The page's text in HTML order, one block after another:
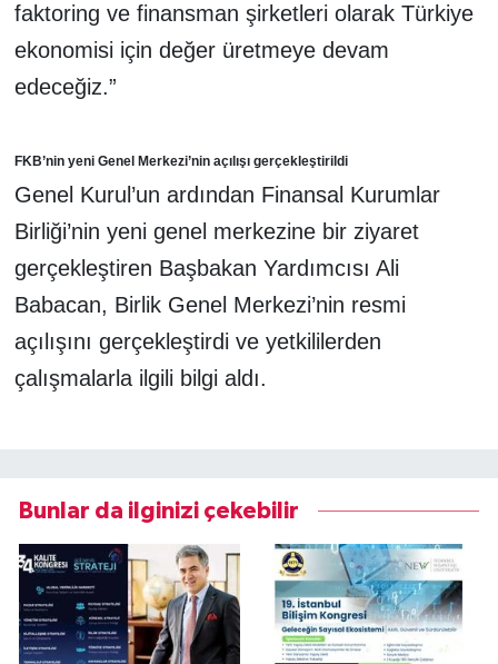
faktoring ve finansman şirketleri olarak Türkiye
ekonomisi için değer üretmeye devam
edeceğiz.”
FKB’nin yeni Genel Merkezi’nin açılışı gerçekleştirildi
Genel Kurul’un ardından Finansal Kurumlar
Birliği’nin yeni genel merkezine bir ziyaret
gerçekleştiren Başbakan Yardımcısı Ali
Babacan, Birlik Genel Merkezi’nin resmi
açılışını gerçekleştirdi ve yetkililerden
çalışmalarla ilgili bilgi aldı.
Bunlar da ilginizi çekebilir